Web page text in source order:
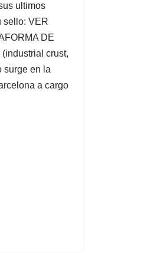
ultimos
sello: VER
DE
crust,
surge en la
a cargo